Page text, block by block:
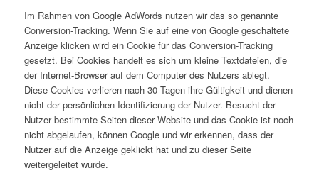
Im Rahmen von Google AdWords nutzen wir das so genannte
Conversion-Tracking. Wenn Sie auf eine von Google geschaltete
Anzeige klicken wird ein Cookie für das Conversion-Tracking
gesetzt. Bei Cookies handelt es sich um kleine Textdateien, die
der Internet-Browser auf dem Computer des Nutzers ablegt.
Diese Cookies verlieren nach 30 Tagen ihre Gültigkeit und dienen
nicht der persönlichen Identifizierung der Nutzer. Besucht der
Nutzer bestimmte Seiten dieser Website und das Cookie ist noch
nicht abgelaufen, können Google und wir erkennen, dass der
Nutzer auf die Anzeige geklickt hat und zu dieser Seite
weitergeleitet wurde.